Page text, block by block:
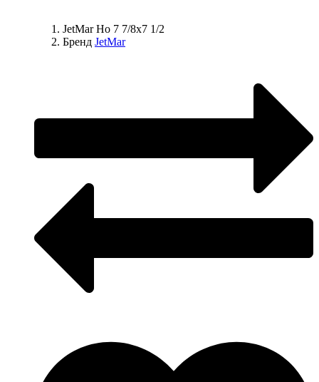
JetMar Ho 7 7/8x7 1/2
Бренд JetMar